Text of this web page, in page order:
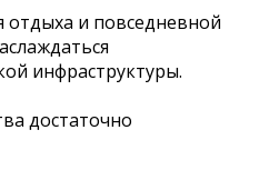
и повседневной
инфраструктуры.
достаточно